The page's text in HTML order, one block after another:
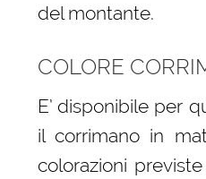
del montante.
COLORE
E’ disponibile per
il corrimano in
colorazioni